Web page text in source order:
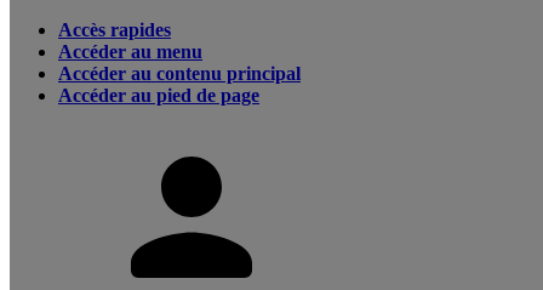
Accès rapides
Accéder au menu
Accéder au contenu principal
Accéder au pied de page